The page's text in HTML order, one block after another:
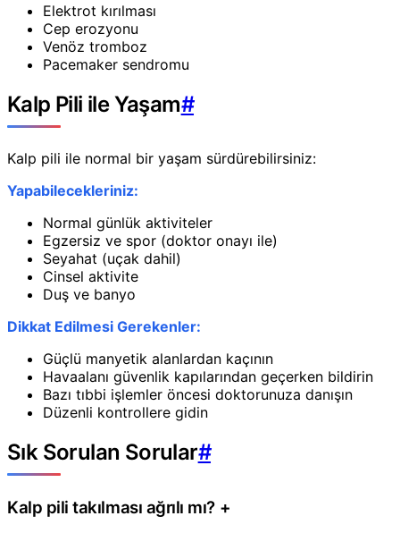
Elektrot kırılması
Cep erozyonu
Venöz tromboz
Pacemaker sendromu
Kalp Pili ile Yaşam#
Kalp pili ile normal bir yaşam sürdürebilirsiniz:
Yapabilecekleriniz:
Normal günlük aktiviteler
Egzersiz ve spor (doktor onayı ile)
Seyahat (uçak dahil)
Cinsel aktivite
Duş ve banyo
Dikkat Edilmesi Gerekenler:
Güçlü manyetik alanlardan kaçının
Havaalanı güvenlik kapılarından geçerken bildirin
Bazı tıbbi işlemler öncesi doktorunuza danışın
Düzenli kontrollere gidin
Sık Sorulan Sorular#
Kalp pili takılması ağrılı mı? +